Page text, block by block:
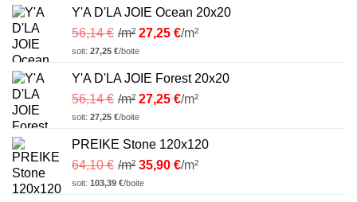
Y'A D'LA JOIE Ocean 20x20
56,14€ /m² 27,25 €/m²
soit: 27,25 €/boite
Y'A D'LA JOIE Forest 20x20
56,14€ /m² 27,25 €/m²
soit: 27,25 €/boite
PREIKE Stone 120x120
64,10€ /m² 35,90 €/m²
soit: 103,39 €/boite